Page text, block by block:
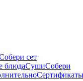
сет
блюдаСушиСобери
Сертификаты